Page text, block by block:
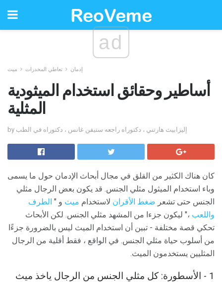
ad
إدمان تعاطي المخدرات ميث
أساطير وحقائق استخدام الميثودية
المثلية
by إليزابيث هارتني ، دكتوراه راجعه ستيفن غانس ، دكتوراه في الطب
كان هناك الكثير من القلق في مجال أبحاث الإدمان حول ما يسمى
وباء استخدام الميثول مثلي الجنس. قد يكون بعض الرجال مثلي
الجنس حتى تشعر ضغط الأقران لاستخدام ميث و " الطرف
واللعب ،" ليكون جزءا من المشهد مثلي الجنس. لكن الأبحاث
تحكي قصة مختلفة - تبين أن استخدام الميث ليس بالضرورة جزءًا
من أسلوب حياة مثلي الجنس. في الواقع ، فقط أقلية من الرجال
المثليين يستخدمون الميث.
1 - الأسطورة: كل مثلي الجنس من الرجال ياخذ ميث